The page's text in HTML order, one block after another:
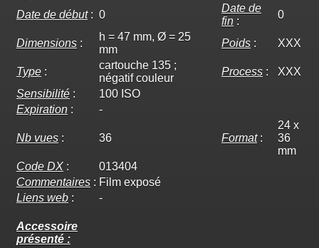
Date de début: 0
Date de
fin :
0
Dimensions :
h = 47 mm, Ø = 25
mm
Poids : XXX
Type :
cartouche 135 ;
négatif couleur
Process :
XXX
Sensibilité :
100 ISO
Expiration : -
Nb vues : 36 Format:
24 x
36
mm
Code DX :
013404
Commentaires : Film exposé
Liens web : -
Accessoire
présenté :